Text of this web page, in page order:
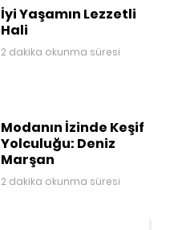
İyi Yaşamın Lezzetli
Hali
2 dakika okunma süresi
Modanın İzinde Keşif
Yolculuğu: Deniz
Marşan
2 dakika okunma süresi